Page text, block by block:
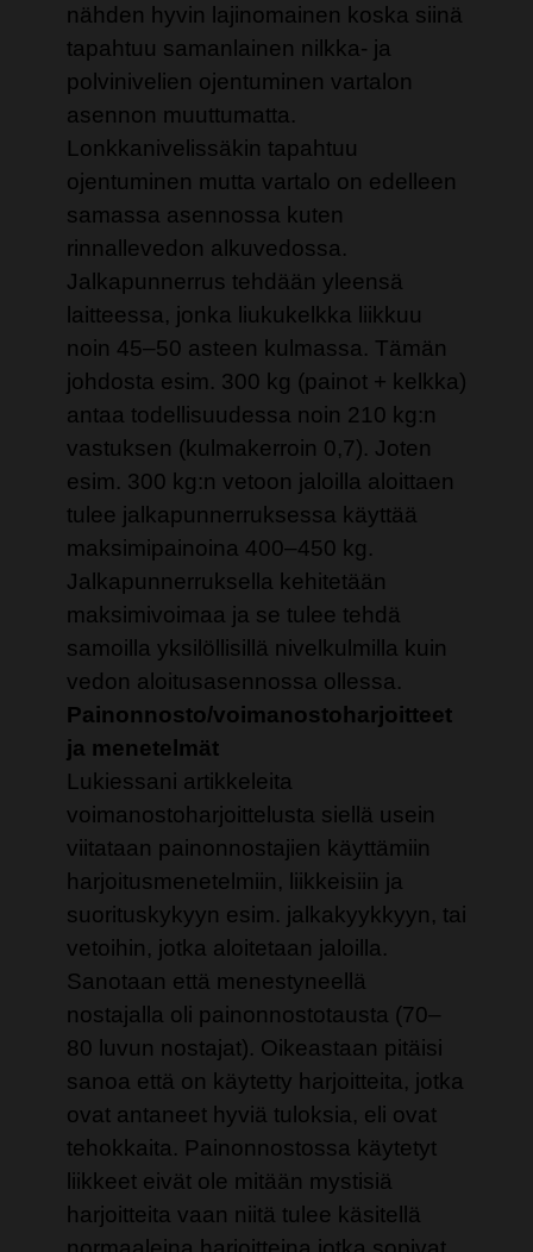
nähden hyvin lajinomainen koska siinä
tapahtuu samanlainen nilkka- ja
polvinivelien ojentuminen vartalon
asennon muuttumatta.
Lonkkanivelissäkin tapahtuu
ojentuminen mutta vartalo on edelleen
samassa asennossa kuten
rinnallevedon alkuvedossa.
Jalkapunnerrus tehdään yleensä
laitteessa, jonka liukukelkka liikkuu
noin 45–50 asteen kulmassa. Tämän
johdosta esim. 300 kg (painot + kelkka)
antaa todellisuudessa noin 210 kg:n
vastuksen (kulmakerroin 0,7). Joten
esim. 300 kg:n vetoon jaloilla aloittaen
tulee jalkapunnerruksessa käyttää
maksimipainoina 400–450 kg.
Jalkapunnerruksella kehitetään
maksimivoimaa ja se tulee tehdä
samoilla yksilöllisillä nivelkulmilla kuin
vedon aloitusasennossa ollessa.
Painonnosto/voimanostoharjoitteet
ja menetelmät
Lukiessani artikkeleita
voimanostoharjoittelusta siellä usein
viitataan painonnostajien käyttämiin
harjoitusmenetelmiin, liikkeisiin ja
suorituskykyyn esim. jalkakyykkyyn, tai
vetoihin, jotka aloitetaan jaloilla.
Sanotaan että menestyneellä
nostajalla oli painonnostotausta (70–
80 luvun nostajat). Oikeastaan pitäisi
sanoa että on käytetty harjoitteita, jotka
ovat antaneet hyviä tuloksia, eli ovat
tehokkaita. Painonnostossa käytetyt
liikkeet eivät ole mitään mystisiä
harjoitteita vaan niitä tulee käsitellä